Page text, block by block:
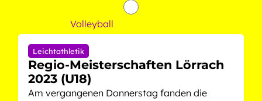
Volleyball
Leichtathletik
Regio-Meisterschaften Lörrach
2023 (U18)
Am vergangenen Donnerstag fanden die